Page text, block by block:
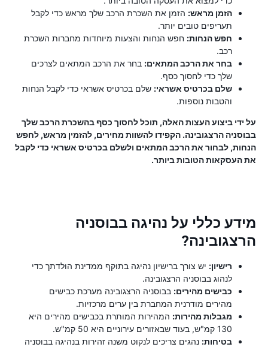
הזמן מראש: הזמן את השכרת הרכב שלך מראש כדי לקבל
תעריפים טובים יותר.
חפש הנחות: חפש הנחות והצעות מיוחדות מחברות השכרת
רכב.
בחר את הרכב המתאים: בחר את הרכב המתאים לצרכים
שלך כדי לחסוך כסף.
שלם בכרטיס אשראי: שלם בכרטיס אשראי כדי לקבל הנחות
והטבות נוספות.
על ידי ביצוע העצות האלה, תוכל לחסוך כסף בהשכרת הרכב שלך
בבוסניה הרצגובינה. הקפידו להשוות מחירים, להזמין מראש, לחפש
הנחות, לבחור את הרכב המתאים ולשלם בכרטיס אשראי כדי לקבל
את העסקאות הטובות ביותר.
מידע כללי על נהיגה בבוסניה
הרצגובינה?
רישיון: יש צורך ברישיון נהיגה בתוקף ממדינת הולדתך כדי
לנהוג בבוסניה הרצגובינה.
כבישים מהירים: בבוסניה הרצגובינה מערכת כבישים
מהירים מודרנית המחברת בין ערים מרכזיות.
מגבלות מהירות: המהירות המותרת בכבישים מהירים היא
130 קמ"ש, בעוד שבאזורים עירוניים היא 50 קמ"ש.
בטיחות: נהגים צריכים לנקוט משנה זהירות בנהיגה בבוסניה